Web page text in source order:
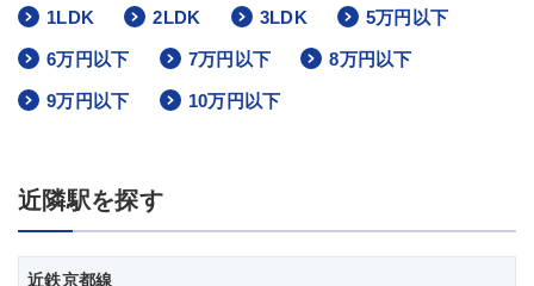
1LDK 2LDK 3LDK 5万円以下
6万円以下 7万円以下 8万円以下
9万円以下 10万円以下
近隣駅を探す
近鉄京都線